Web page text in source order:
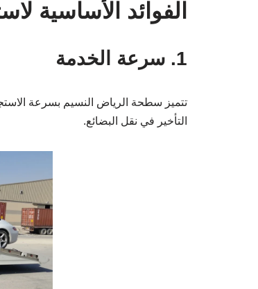
الفوائد الأساسية
1. سرعة الخدمة
تتميز سطحة الرياض النسيم بسرعة
التأخير في نقل البضائع.